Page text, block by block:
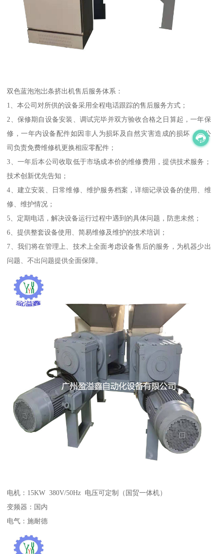
双色蓝泡泡岀条挤出机售后服务体系：
1、本公司对所供的设备采用全程电话跟踪的售后服务方式；
2、保修期自设备安装、调试完毕并双方验收合格之日算起，一年保
修，一年内设备配件如因非人为损坏及自然灾害造成的损坏，本公
司负责免费维修机更换相应零配件；
3、一年后本公司收取低于市场成本价的维修费用，提供技术服务；
技术创新优先告知；
4、建立安装、日常维修、维护服务档案，详细记录设备的使用、维
修、维护情况；
5、定期电话，解决设备运行过程中遇到的具体问题，防患未然；
6、提供整套设备使用、简易维修及维护的技术培训；
7、我们将在管理上、技术上全面考虑设备售后的服务，为机器少出
问题、不出问题提供全面保障。
电机：15KW 380V/50Hz 电压可定制（国贸一体机）
变频器：国内
电气：施耐德